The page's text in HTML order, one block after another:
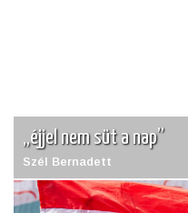
„éjjel nem süt a nap”
Szél Bernadett